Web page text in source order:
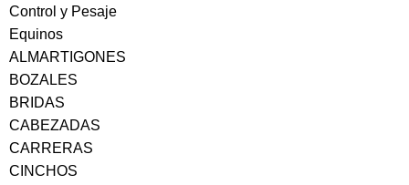
Control y Pesaje
Equinos
ALMARTIGONES
BOZALES
BRIDAS
CABEZADAS
CARRERAS
CINCHOS